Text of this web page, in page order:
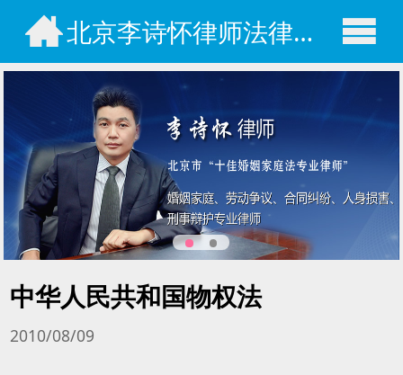
北京李诗怀律师法律咨询网
中华人民共和国物权法
2010/08/09